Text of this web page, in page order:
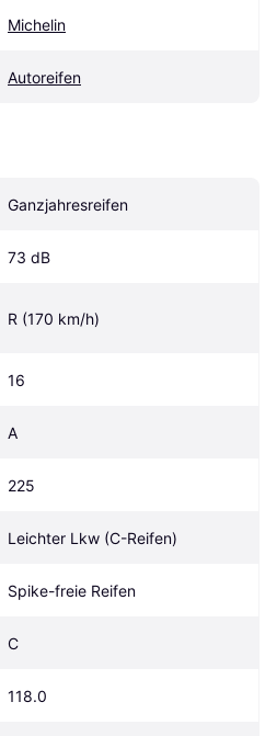
Michelin
Autoreifen
Ganzjahresreifen
73 dB
R (170 km/h)
16
A
225
Leichter Lkw (C-Reifen)
Spike-freie Reifen
C
118.0